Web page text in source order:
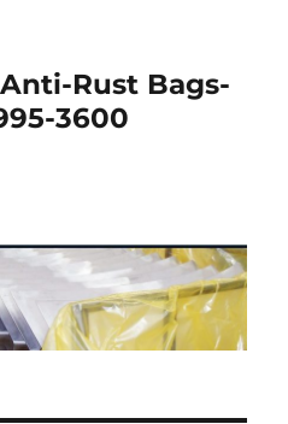
Anti-Rust Bags-
3600